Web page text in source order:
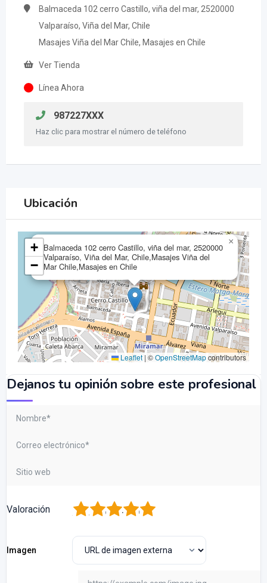
Balmaceda 102 cerro Castillo, viña del mar, 2520000
Valparaíso, Viña del Mar, Chile
Masajes Viña del Mar Chile, Masajes en Chile
Ver Tienda
Línea Ahora
987227XXX
Haz clic para mostrar el número de teléfono
Ubicación
Balmaceda 102 cerro Castillo, viña del mar, 2520000
Valparaíso, Viña del Mar, Chile,Masajes Viña del
Mar Chile,Masajes en Chile
×
+
−
Leaflet | ©OpenStreetMapcontributors
Dejanos tu opinión sobre este profesional
Valoración 5
4
3
2
Imagen